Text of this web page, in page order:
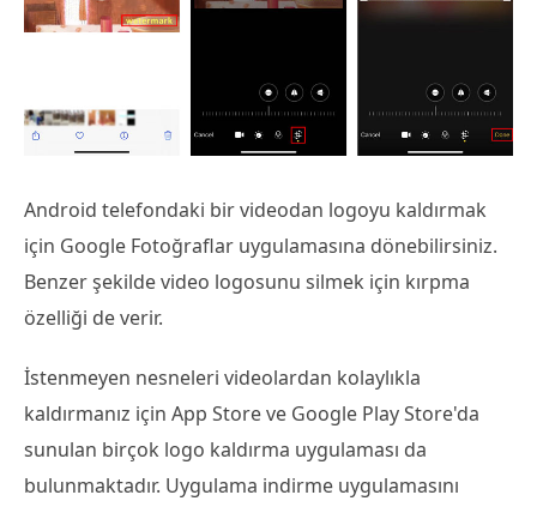
Android telefondaki bir videodan logoyu kaldırmak
için Google Fotoğraflar uygulamasına dönebilirsiniz.
Benzer şekilde video logosunu silmek için kırpma
özelliği de verir.
İstenmeyen nesneleri videolardan kolaylıkla
kaldırmanız için App Store ve Google Play Store'da
sunulan birçok logo kaldırma uygulaması da
bulunmaktadır. Uygulama indirme uygulamasını